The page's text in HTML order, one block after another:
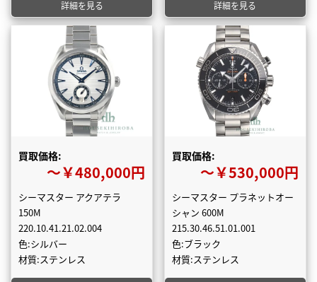
詳細を見る 詳細を見る
買取価格:
〜￥480,000円
シーマスター アクアテラ
150M
220.10.41.21.02.004
色:シルバー
材質:ステンレス
買取価格:
〜￥530,000円
シーマスター プラネットオー
シャン 600M
215.30.46.51.01.001
色:ブラック
材質:ステンレス